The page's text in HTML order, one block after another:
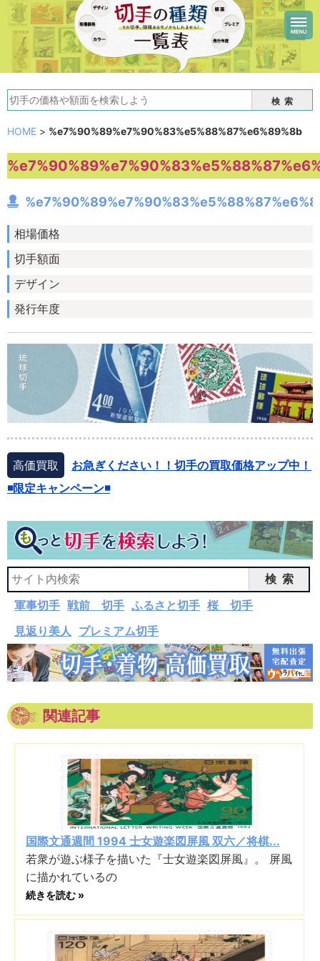
検索
HOME > %e7%90%89%e7%90%83%e5%88%87%e6%89%8b
相場価格
切手額面
デザイン
発行年度
高価買取
お急ぎください！！切手の買取価格アップ中！
◾️限定キャンペーン◾️
検索
軍事切手 戦前 切手 ふるさと切手 桜 切手
見返り美人 プレミアム切手
関連記事
国際文通週間 1994 士女遊楽図屏風 双六／将棋...
若衆が遊ぶ様子を描いた『士女遊楽図屏風』。 屏風
に描かれているの
続きを読む »